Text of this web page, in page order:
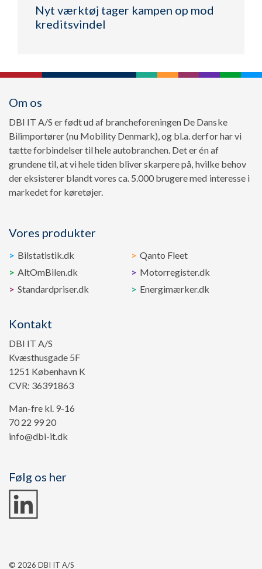
Nyt værktøj tager kampen op mod
kreditsvindel
Om os
DBI IT A/S er født ud af brancheforeningen De Danske
Bilimportører (nu Mobility Denmark), og bl.a. derfor har vi
tætte forbindelser til hele autobranchen. Det er én af
grundene til, at vi hele tiden bliver skarpere på, hvilke behov
der eksisterer blandt vores ca. 5.000 brugere med interesse i
markedet for køretøjer.
Vores produkter
Bilstatistik.dk
Qanto Fleet
AltOmBilen.dk
Motorregister.dk
Standardpriser.dk
Energimærker.dk
Kontakt
DBI IT A/S
Kvæsthusgade 5F
1251 København K
CVR: 36391863
Man-fre kl. 9-16
70 22 99 20
info@dbi-it.dk
Følg os her
© 2026 DBI IT A/S